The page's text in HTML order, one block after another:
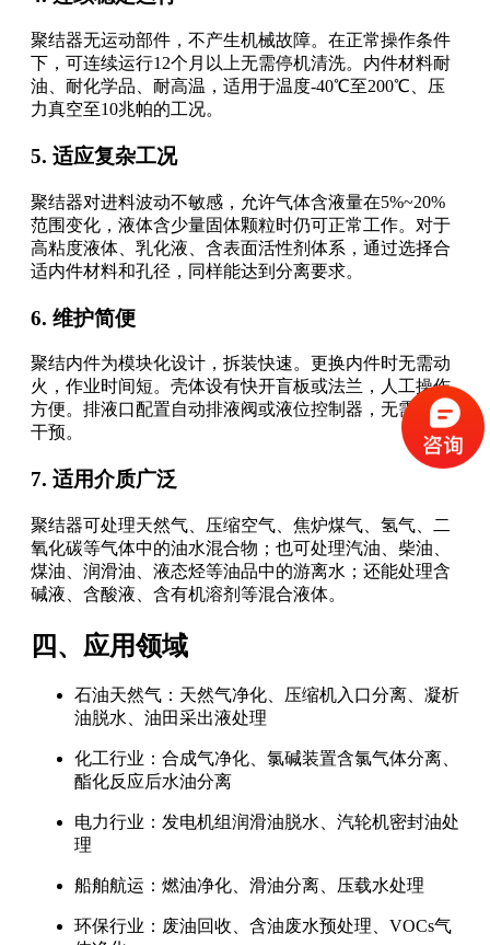
聚结器无运动部件，不产生机械故障。在正常操作条件
下，可连续运行12个月以上无需停机清洗。内件材料耐
油、耐化学品、耐高温，适用于温度-40℃至200℃、压
力真空至10兆帕的工况。
5. 适应复杂工况
聚结器对进料波动不敏感，允许气体含液量在5%~20%
范围变化，液体含少量固体颗粒时仍可正常工作。对于
高粘度液体、乳化液、含表面活性剂体系，通过选择合
适内件材料和孔径，同样能达到分离要求。
6. 维护简便
聚结内件为模块化设计，拆装快速。更换内件时无需动
火，作业时间短。壳体设有快开盲板或法兰，人工操作
方便。排液口配置自动排液阀或液位控制器，无需人工
干预。
7. 适用介质广泛
聚结器可处理天然气、压缩空气、焦炉煤气、氢气、二
氧化碳等气体中的油水混合物；也可处理汽油、柴油、
煤油、润滑油、液态烃等油品中的游离水；还能处理含
碱液、含酸液、含有机溶剂等混合液体。
四、应用领域
石油天然气：天然气净化、压缩机入口分离、凝析
油脱水、油田采出液处理
化工行业：合成气净化、氯碱装置含氯气体分离、
酯化反应后水油分离
电力行业：发电机组润滑油脱水、汽轮机密封油处
理
船舶航运：燃油净化、滑油分离、压载水处理
环保行业：废油回收、含油废水预处理、VOCs气